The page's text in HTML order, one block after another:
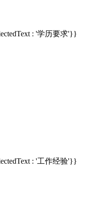
: '学历要求'}}
: '工作经验'}}